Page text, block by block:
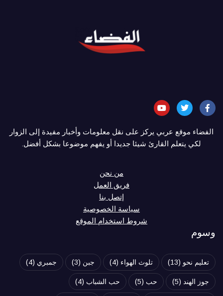
الفضاء موقع عربي يركز على نقل معلومات وأخبار مفيدة إلى الزوار
لكي يتعلم القارئ شيئا جديدا أو يفهم موضوعا بشكل أفضل.
من نحن
فريق العمل
إتصل بنا
سياسة الخصوصية
شروط استخدام الموقع
وسوم
تعليم نحو (13) تلوث الهواء (4) جبن (3) جمبري (4)
جوز الهند (5) حب (5) حب الشباب (4)